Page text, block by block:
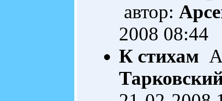
автор:
2008 08:44
К стихам